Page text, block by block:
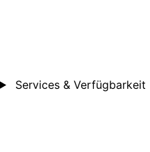
Services & Verfügbarkeit